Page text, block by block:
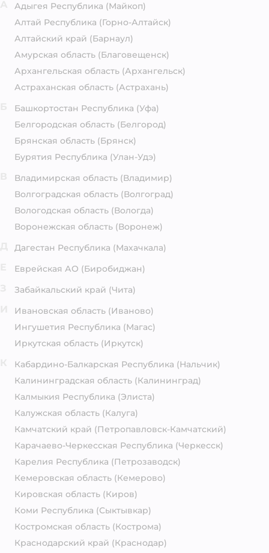
Адыгея Республика (Майкоп)
Алтай Республика (Горно-Алтайск)
Алтайский край (Барнаул)
Амурская область (Благовещенск)
Архангельская область (Архангельск)
Астраханская область (Астрахань)
Башкортостан Республика (Уфа)
Белгородская область (Белгород)
Брянская область (Брянск)
Бурятия Республика (Улан-Удэ)
Владимирская область (Владимир)
Волгоградская область (Волгоград)
Вологодская область (Вологда)
Воронежская область (Воронеж)
Дагестан Республика (Махачкала)
Еврейская АО (Биробиджан)
Забайкальский край (Чита)
Ивановская область (Иваново)
Ингушетия Республика (Магас)
Иркутская область (Иркутск)
Кабардино-Балкарская Республика (Нальчик)
Калининградская область (Калининград)
Калмыкия Республика (Элиста)
Калужская область (Калуга)
Камчатский край (Петропавловск-Камчатский)
Карачаево-Черкесская Республика (Черкесск)
Карелия Республика (Петрозаводск)
Кемеровская область (Кемерово)
Кировская область (Киров)
Коми Республика (Сыктывкар)
Костромская область (Кострома)
Краснодарский край (Краснодар)